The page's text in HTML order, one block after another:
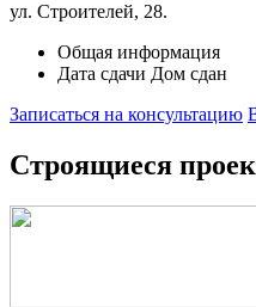
ул. Строителей, 28.
Общая информация
Дата сдачи Дом сдан
Записаться на консультацию
Строящиеся